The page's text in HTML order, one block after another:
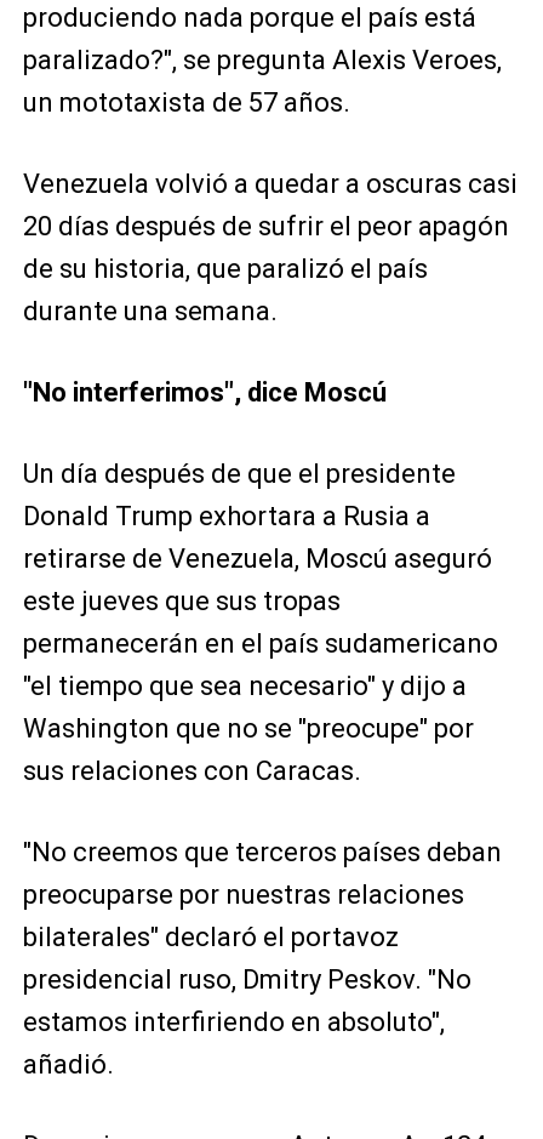
produciendo nada porque el país está
paralizado?", se pregunta Alexis Veroes,
un mototaxista de 57 años.
Venezuela volvió a quedar a oscuras casi
20 días después de sufrir el peor apagón
de su historia, que paralizó el país
durante una semana.
"No interferimos", dice Moscú
Un día después de que el presidente
Donald Trump exhortara a Rusia a
retirarse de Venezuela, Moscú aseguró
este jueves que sus tropas
permanecerán en el país sudamericano
"el tiempo que sea necesario" y dijo a
Washington que no se "preocupe" por
sus relaciones con Caracas.
"No creemos que terceros países deban
preocuparse por nuestras relaciones
bilaterales" declaró el portavoz
presidencial ruso, Dmitry Peskov. "No
estamos interfiriendo en absoluto",
añadió.